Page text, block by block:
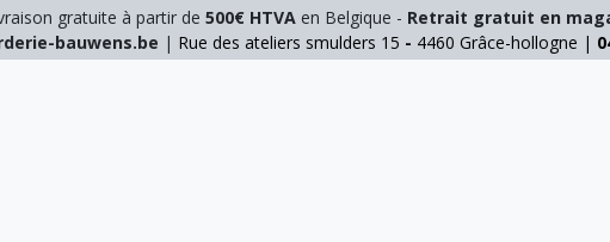
gratuite à partir de 500€ HTVAen Belgique - Retrait gratuit en
bauwens.be | Rue des ateliers smulders 15 - 4460 Grâce-hollogne |